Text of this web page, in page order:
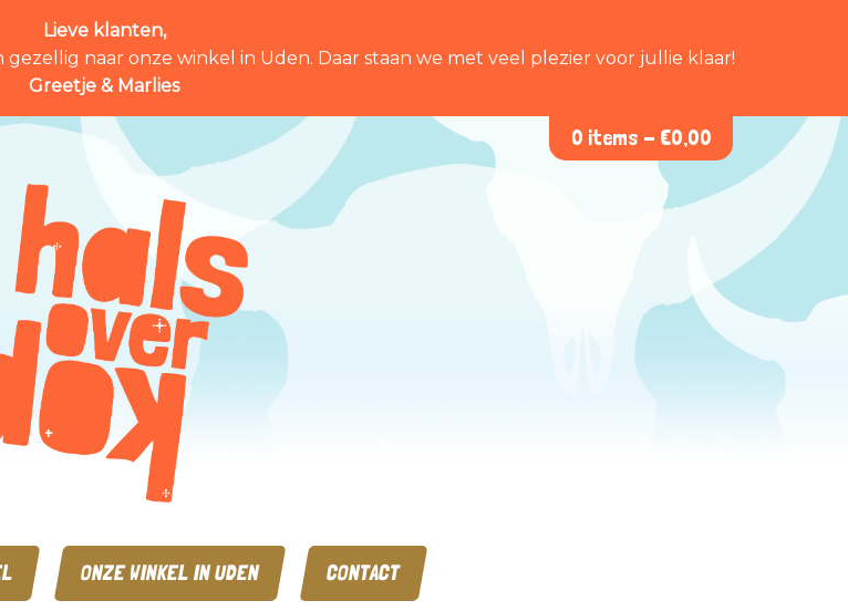
Lieve klanten,
naar onze winkel in Uden. Daar staan we met veel plezier voor jullie klaar!
Greetje & Marlies
0 items - €0,00
ONZE WINKEL IN UDEN CONTACT